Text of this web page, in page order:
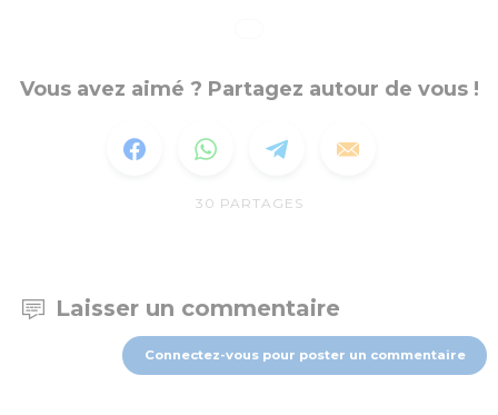
Vous avez aimé ? Partagez autour de vous !
30 PARTAGES
Laisser un commentaire
Connectez-vous pour poster un commentaire